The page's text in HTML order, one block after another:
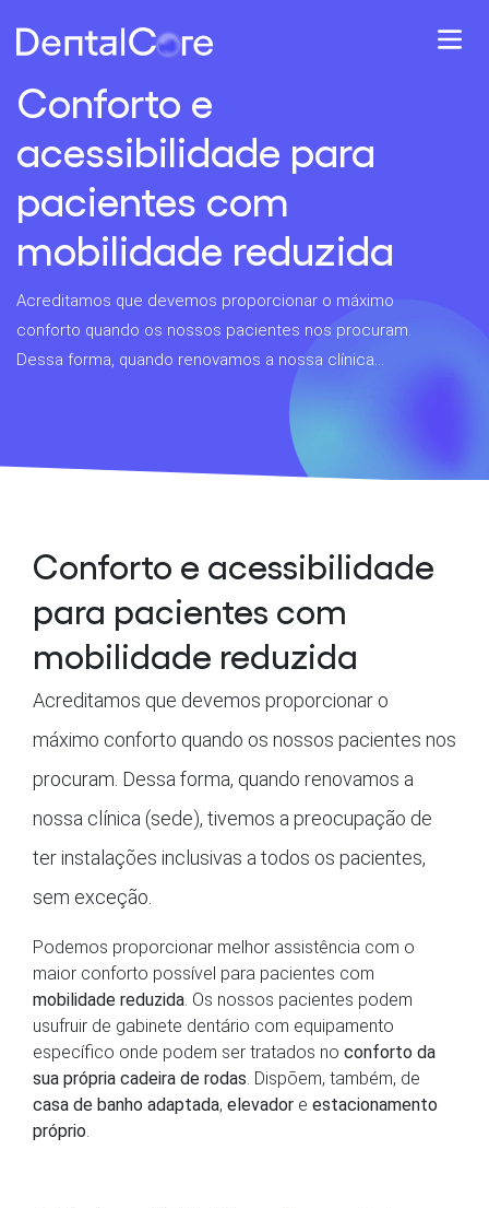
Conforto e
acessibilidade para
pacientes com
mobilidade reduzida
Acreditamos que devemos proporcionar o máximo
conforto quando os nossos pacientes nos procuram.
Dessa forma, quando renovamos a nossa clínica...
Conforto e acessibilidade
para pacientes com
mobilidade reduzida
Acreditamos que devemos proporcionar o
máximo conforto quando os nossos pacientes nos
procuram. Dessa forma, quando renovamos a
nossa clínica (sede), tivemos a preocupação de
ter instalações inclusivas a todos os pacientes,
sem exceção.
Podemos proporcionar melhor assistência com o
maior conforto possível para pacientes com
mobilidade reduzida. Os nossos pacientes podem
usufruir de gabinete dentário com equipamento
específico onde podem ser tratados no conforto da
sua própria cadeira de rodas. Dispõem, também, de
casa de banho adaptada, elevador e estacionamento
próprio.